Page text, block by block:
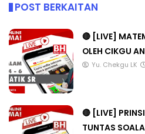
POST BERKAITAN
🔴 [LIVE]
OLEH CIKGU
Yu. Chekgu LK
🔴 [LIVE]
TUNTAS